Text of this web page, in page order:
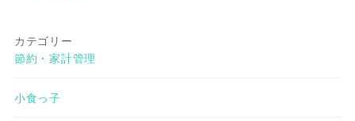
カテゴリー
節約・家計管理
小食っ子